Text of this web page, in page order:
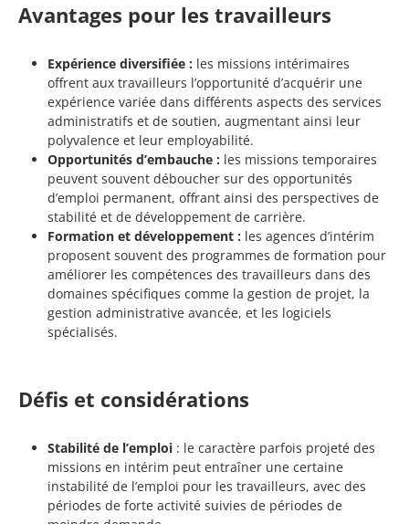
Avantages pour les travailleurs
Expérience diversifiée : les missions intérimaires
offrent aux travailleurs l’opportunité d’acquérir une
expérience variée dans différents aspects des services
administratifs et de soutien, augmentant ainsi leur
polyvalence et leur employabilité.
Opportunités d’embauche : les missions temporaires
peuvent souvent déboucher sur des opportunités
d’emploi permanent, offrant ainsi des perspectives de
stabilité et de développement de carrière.
Formation et développement : les agences d’intérim
proposent souvent des programmes de formation pour
améliorer les compétences des travailleurs dans des
domaines spécifiques comme la gestion de projet, la
gestion administrative avancée, et les logiciels
spécialisés.
Défis et considérations
Stabilité de l’emploi : le caractère parfois projeté des
missions en intérim peut entraîner une certaine
instabilité de l’emploi pour les travailleurs, avec des
périodes de forte activité suivies de périodes de